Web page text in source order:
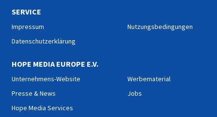
SERVICE
Impressum
Datenschutzerklärung
Nutzungsbedingungen
HOPE MEDIA EUROPE E.V.
Unternehmens-Website
Presse & News
Hope Media Services
Werbematerial
Jobs